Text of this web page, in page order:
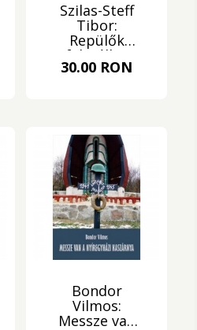
Szilas-Steff
Tibor:
Repülők
felszállni!
(Tiltólistás
30.00 RON
Bondor
Vilmos:
Messze van